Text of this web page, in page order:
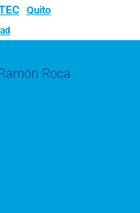
Quito
Roca